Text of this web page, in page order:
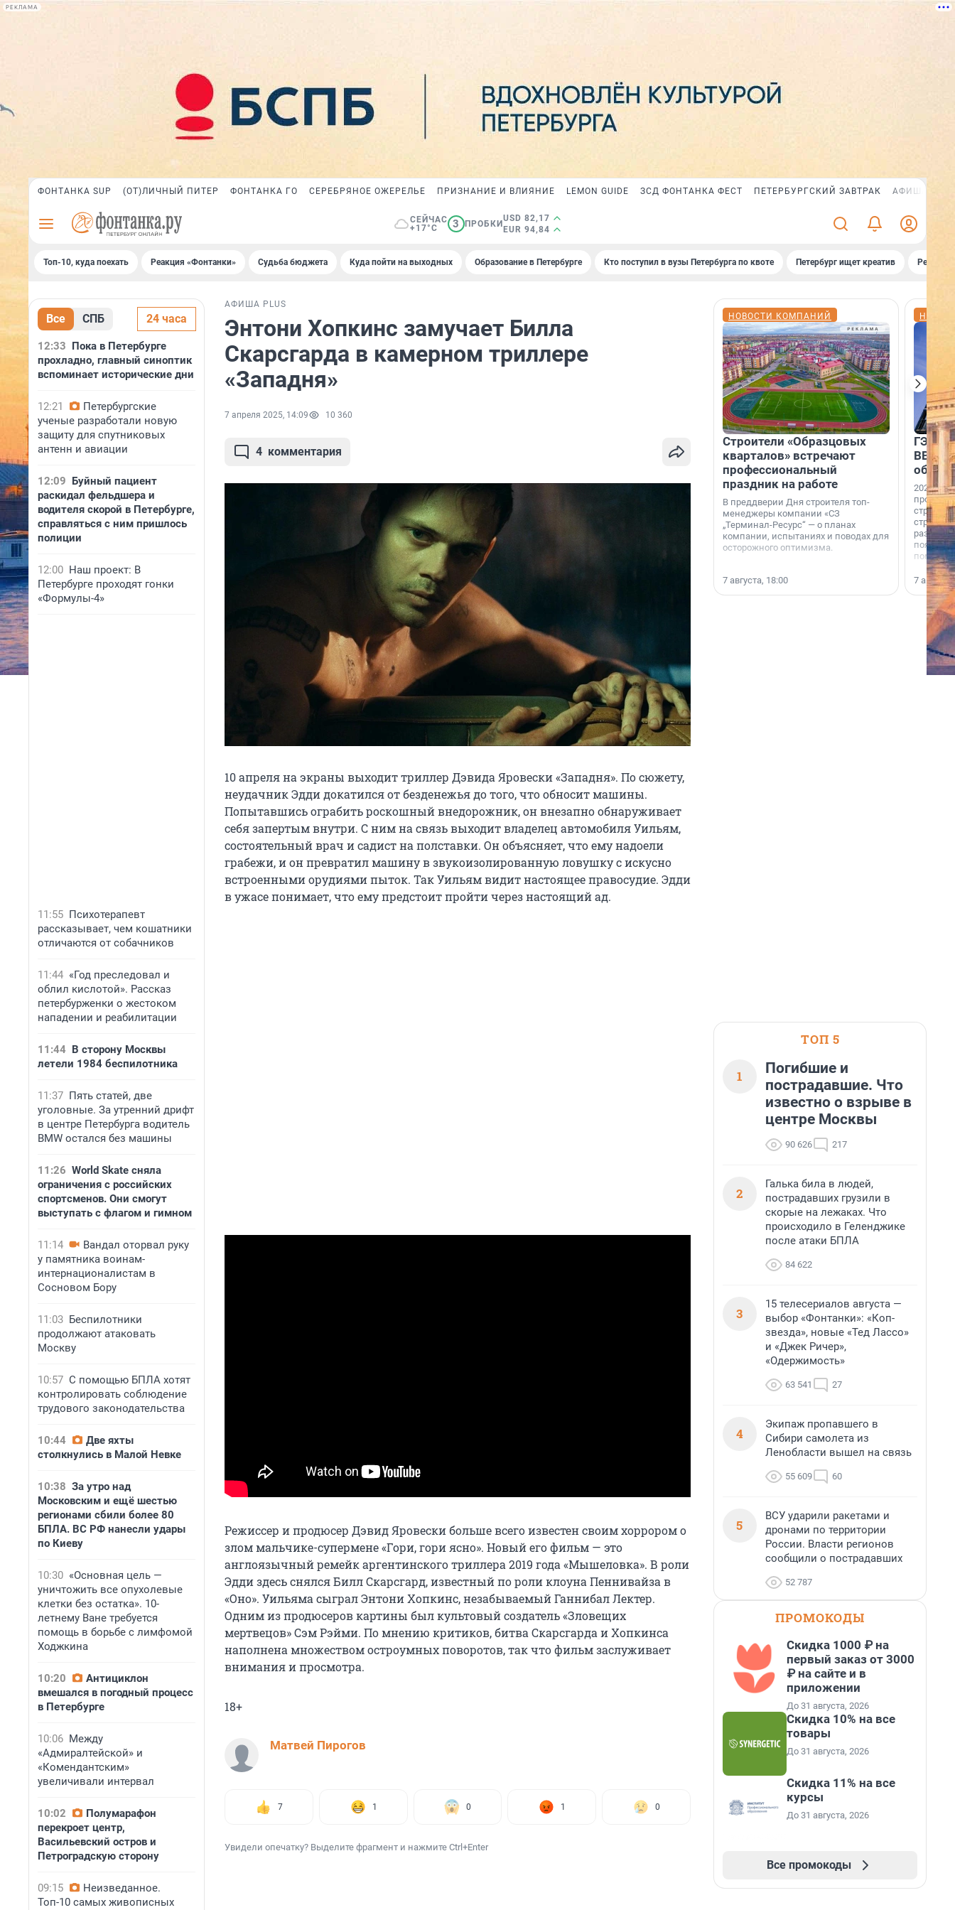
РЕКЛАМА
ФОНТАНКА SUP (ОТ)ЛИЧНЫЙ ПИТЕР ФОНТАНКА ГО СЕРЕБРЯНОЕ ОЖЕРЕЛЬЕ ПРИЗНАНИЕ И ВЛИЯНИЕ LEMON GUIDE ЗСД ФОНТАНКА ФЕСТ ПЕТЕРБУРГСКИЙ ЗАВТРАК АФИША PLUS
СЕЙЧАС
+17°C
3 ПРОБКИ
USD 82,17
EUR 94,84
Топ-10, куда поехать Реакция «Фонтанки» Судьба бюджета Куда пойти на выходных Образование в Петербурге Кто поступил в вузы Петербурга по квоте Петербург ищет креатив
Все СПБ 24 часа
12:33 Пока в Петербурге
прохладно, главный синоптик
вспоминает исторические дни
12:21
Петербургские
ученые разработали новую
защиту для спутниковых
антенн и авиации
12:09 Буйный пациент
раскидал фельдшера и
водителя скорой в Петербурге,
справляться с ним пришлось
полиции
12:00 Наш проект: В
Петербурге проходят гонки
«Формулы-4»
11:55 Психотерапевт
рассказывает, чем кошатники
отличаются от собачников
11:44 «Год преследовал и
облил кислотой». Рассказ
петербурженки о жестоком
нападении и реабилитации
11:44 В сторону Москвы
летели 1984 беспилотника
11:37 Пять статей, две
уголовные. За утренний дрифт
в центре Петербурга водитель
BMW остался без машины
11:26 World Skate сняла
ограничения с российских
спортсменов. Они смогут
выступать с флагом и гимном
11:14
Вандал оторвал руку
у памятника воинам-
интернационалистам в
Сосновом Бору
11:03 Беспилотники
продолжают атаковать
Москву
10:57 С помощью БПЛА хотят
контролировать соблюдение
трудового законодательства
10:44
Две яхты
столкнулись в Малой Невке
10:38 За утро над
Московским и ещё шестью
регионами сбили более 80
БПЛА. ВС РФ нанесли удары
по Киеву
10:30 «Основная цель —
уничтожить все опухолевые
клетки без остатка». 10-
летнему Ване требуется
помощь в борьбе с лимфомой
Ходжкина
10:20
Антициклон
вмешался в погодный процесс
в Петербурге
10:06 Между
«Адмиралтейской» и
«Комендантским»
увеличивали интервал
10:02
Полумарафон
перекроет центр,
Васильевский остров и
Петроградскую сторону
09:15
Неизведанное.
Топ-10 самых живописных
АФИША PLUS
Энтони Хопкинс замучает Билла
Скарсгарда в камерном триллере
«Западня»
7 апреля 2025, 14:09 10 360
4 комментария
10 апреля на экраны выходит триллер Дэвида Яровески «Западня». По сюжету,
неудачник Эдди докатился от безденежья до того, что обносит машины.
Попытавшись ограбить роскошный внедорожник, он внезапно обнаруживает
себя запертым внутри. С ним на связь выходит владелец автомобиля Уильям,
состоятельный врач и садист на полставки. Он объясняет, что ему надоели
грабежи, и он превратил машину в звукоизолированную ловушку с искусно
встроенными орудиями пыток. Так Уильям видит настоящее правосудие. Эдди
в ужасе понимает, что ему предстоит пройти через настоящий ад.
Режиссер и продюсер Дэвид Яровески больше всего известен своим хоррором о
злом мальчике-супермене «Гори, гори ясно». Новый его фильм — это
англоязычный ремейк аргентинского триллера 2019 года «Мышеловка». В роли
Эдди здесь снялся Билл Скарсгард, известный по роли клоуна Пеннивайза в
«Оно». Уильяма сыграл Энтони Хопкинс, незабываемый Ганнибал Лектер.
Одним из продюсеров картины был культовый создатель «Зловещих
мертвецов» Сэм Рэйми. По мнению критиков, битва Скарсгарда и Хопкинса
наполнена множеством остроумных поворотов, так что фильм заслуживает
внимания и просмотра.
18+
Матвей Пирогов
7 1 0 1 0
Увидели опечатку? Выделите фрагмент и нажмите Ctrl+Enter
НОВОСТИ КОМПАНИЙ
Строители «Образцовых
кварталов» встречают
профессиональный
праздник на работе
В преддверии Дня строителя топ-
менеджеры компании «СЗ
„Терминал-Ресурс“ — о планах
компании, испытаниях и поводах для
осторожного оптимизма.
7 августа, 18:00
ГЭС,
ВВП: в
об
2026-й —
раз. В
7
ТОП 5
1
Погибшие и
пострадавшие. Что
известно о взрыве в
центре Москвы
90 626 217
2
Галька била в людей,
пострадавших грузили в
скорые на лежаках. Что
происходило в Геленджике
после атаки БПЛА
84 622
3
15 телесериалов августа —
выбор «Фонтанки»: «Коп-
звезда», новые «Тед Лассо»
и «Джек Ричер»,
«Одержимость»
63 541 27
4
Экипаж пропавшего в
Сибири самолета из
Ленобласти вышел на связь
55 609 60
5
ВСУ ударили ракетами и
дронами по территории
России. Власти регионов
сообщили о пострадавших
52 787
ПРОМОКОДЫ
Скидка 1000 ₽ на
первый заказ от 3000
₽ на сайте и в
приложении
До 31 августа, 2026
Скидка 10% на все
товары
До 31 августа, 2026
Скидка 11% на все
курсы
До 31 августа, 2026
Все промокоды